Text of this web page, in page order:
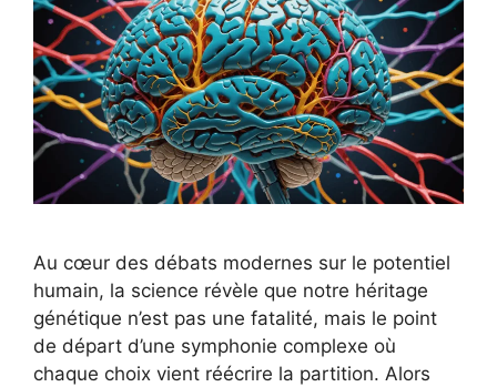
Au cœur des débats modernes sur le potentiel
humain, la science révèle que notre héritage
génétique n’est pas une fatalité, mais le point
de départ d’une symphonie complexe où
chaque choix vient réécrire la partition. Alors